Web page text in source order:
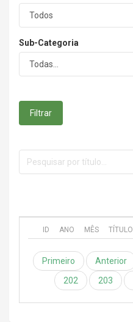
Sub-Categoria
Filtrar
ID ANO MÊS TÍTULO
Primeiro Anterior
202
203